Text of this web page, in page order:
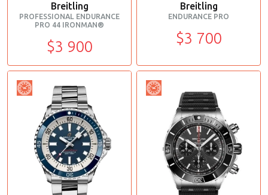
Breitling
PROFESSIONAL ENDURANCE
PRO 44 IRONMAN®
$3 900
Breitling
ENDURANCE PRO
$3 700